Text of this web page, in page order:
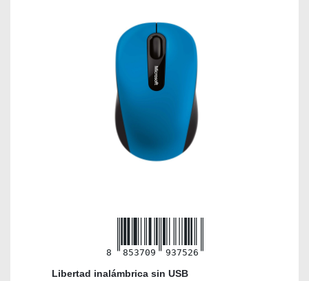
8 853709 937526
Libertad inalámbrica sin USB